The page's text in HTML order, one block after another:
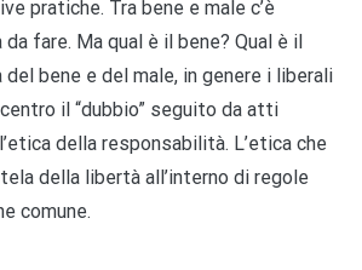
pratiche. Tra bene e male c’è
fare. Ma qual è il bene? Qual è il
bene e del male, in genere i liberali
il “dubbio” seguito da atti
della responsabilità. L’etica che
della libertà all’interno di regole
comune.